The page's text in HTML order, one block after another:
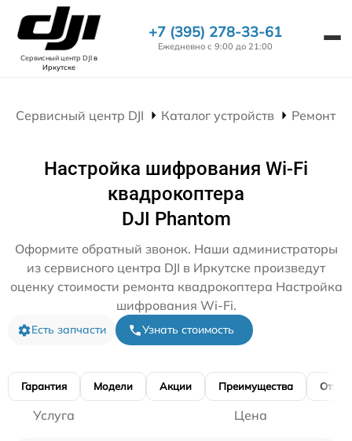
Сервисный центр DJIв
Иркутске
+7 (395) 278-33-61
Ежедневно с 9:00 до 21:00
Сервисный центр DJI Каталог устройств Ремонт
Настройка шифрования Wi-Fi
квадрокоптера
DJI Phantom
Оформите обратный звонок. Наши администраторы
из сервисного центра DJI в Иркутске произведут
оценку стоимости ремонта квадрокоптера Настройка
шифрования Wi-Fi.
Есть запчасти Узнать стоимость
Гарантия Модели Акции Преимущества
Услуга Цена